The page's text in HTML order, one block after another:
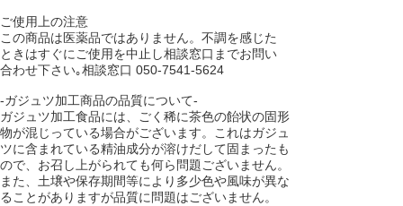
ご使用上の注意
この商品は医薬品ではありません。不調を感じた
ときはすぐにご使用を中止し相談窓口までお問い
合わせ下さい｡相談窓口 050-7541-5624
-ガジュツ加工商品の品質について-
ガジュツ加工食品には、ごく稀に茶色の飴状の固形
物が混じっている場合がございます。これはガジュ
ツに含まれている精油成分が溶けだして固まったも
ので、お召し上がられても何ら問題ございません。
また、土壌や保存期間等により多少色や風味が異な
ることがありますが品質に問題はございません。